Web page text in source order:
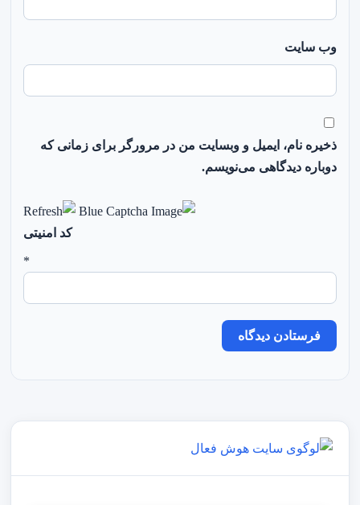
وب‌ سایت
ذخیره نام، ایمیل و وبسایت من در مرورگر برای زمانی که
دوباره دیدگاهی می‌نویسم.
کد امنیتی
*